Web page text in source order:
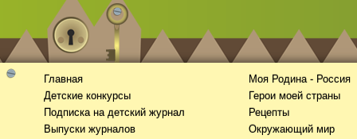
Главная
Детские конкурсы
Подписка на детский журнал
Выпуски журналов
Моя Родина - Россия
Герои моей страны
Рецепты
Окружающий мир